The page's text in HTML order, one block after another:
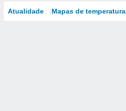
Atualidade Mapas de temperatura